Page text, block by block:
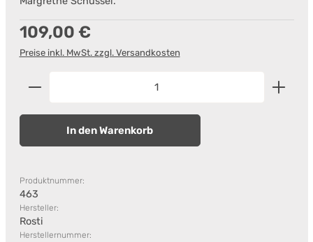
Regulärer Preis:
109,00 €
Preise inkl. MwSt. zzgl. Versandkosten
Produkt Anzahl: Gib den gewünschten Wert ein
In den Warenkorb
Produktnummer:
463
Hersteller:
Rosti
Herstellernummer: